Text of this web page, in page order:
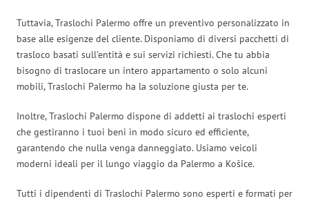
Tuttavia, Traslochi Palermo offre un preventivo personalizzato in
base alle esigenze del cliente. Disponiamo di diversi pacchetti di
trasloco basati sull’entità e sui servizi richiesti. Che tu abbia
bisogno di traslocare un intero appartamento o solo alcuni
mobili, Traslochi Palermo ha la soluzione giusta per te.
Inoltre, Traslochi Palermo dispone di addetti ai traslochi esperti
che gestiranno i tuoi beni in modo sicuro ed efficiente,
garantendo che nulla venga danneggiato. Usiamo veicoli
moderni ideali per il lungo viaggio da Palermo a Košice.
Tutti i dipendenti di Traslochi Palermo sono esperti e formati per